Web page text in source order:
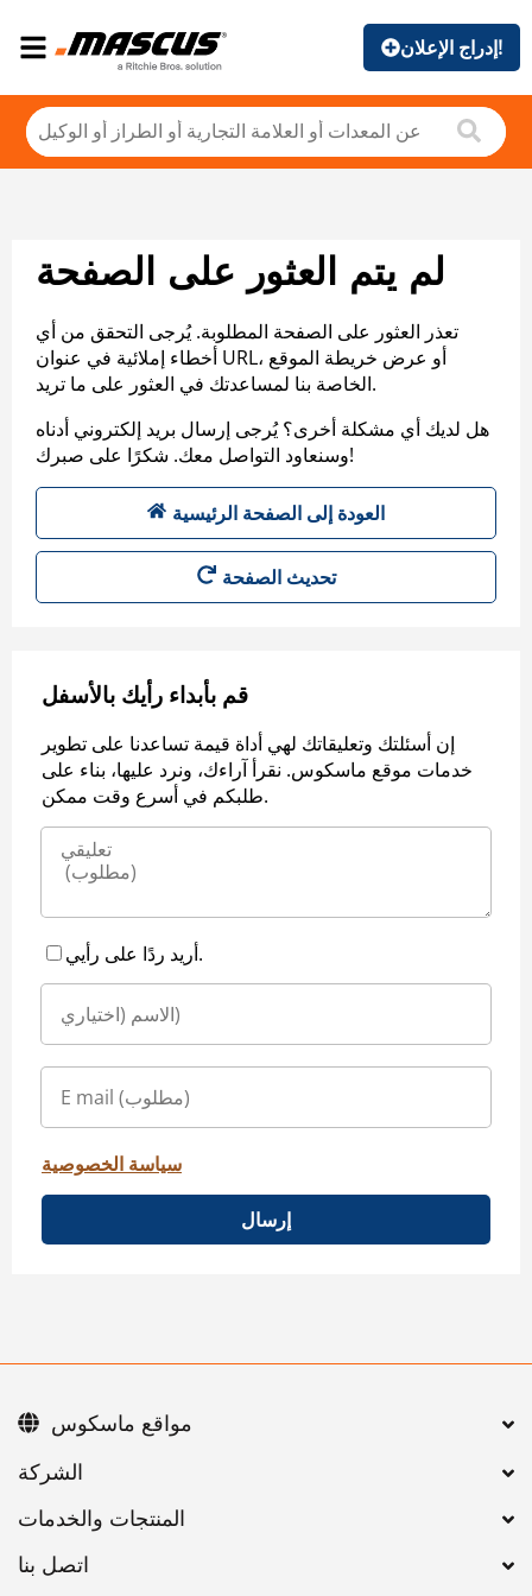
إدراج الإعلان!
لم يتم العثور على الصفحة
تعذر العثور على الصفحة المطلوبة. يُرجى التحقق من أي
أخطاء إملائية في عنوان URL، أو عرض خريطة الموقع
الخاصة بنا لمساعدتك في العثور على ما تريد.
هل لديك أي مشكلة أخرى؟ يُرجى إرسال بريد إلكتروني أدناه
وسنعاود التواصل معك. شكرًا على صبرك!
العودة إلى الصفحة الرئيسية
تحديث الصفحة
قم بأبداء رأيك بالأسفل
إن أسئلتك وتعليقاتك لهي أداة قيمة تساعدنا على تطوير
خدمات موقع ماسكوس. نقرأ آراءك، ونرد عليها، بناء على
طلبكم في أسرع وقت ممكن.
أريد ردًا على رأيي.
سياسة الخصوصية
إرسال
اتصل بنا
مواقع ماسكوس